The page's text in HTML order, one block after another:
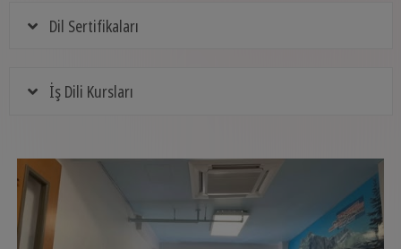
Dil Sertifikaları
İş Dili Kursları